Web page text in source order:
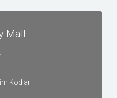
Mall
Kodları